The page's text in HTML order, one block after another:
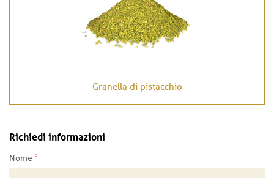
Granella di pistacchio
Richiedi informazioni
Nome *